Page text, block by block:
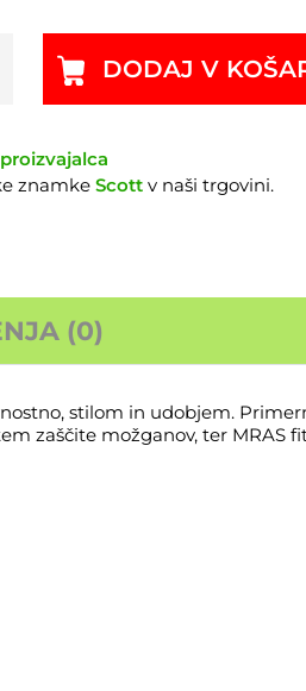
DODAJ V
proizvajalca
znamkeScott v naši trgovini.
(0)
stilom in udobjem.
zaščite možganov, ter MRAS